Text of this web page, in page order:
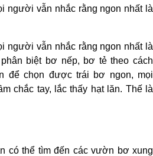
người vẫn nhắc rằng ngon nhất là
người vẫn nhắc rằng ngon nhất là
biệt bơ nếp, bơ tẻ theo cách
để chọn được trái bơ ngon, mọi
chắc tay, lắc thấy hạt lăn. Thế là
có thể tìm đến các vườn bơ xung